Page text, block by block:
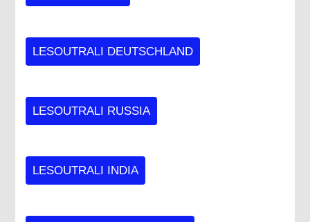
LESOUTRALI DEUTSCHLAND
LESOUTRALI RUSSIA
LESOUTRALI INDIA